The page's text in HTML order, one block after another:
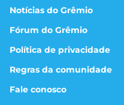
Notícias do Grêmio
Fórum do Grêmio
Política de privacidade
Regras da comunidade
Fale conosco